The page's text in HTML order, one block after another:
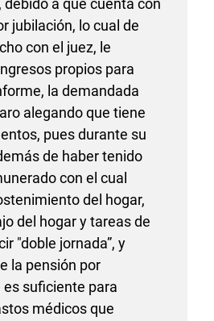
debido a que cuenta con
jubilación, lo cual de
con el juez, le
propios para
la demandada
alegando que tiene
pues durante su
de haber tenido
con el cual
del hogar,
del hogar y tareas de
"doble jornada”, y
la pensión por
es suficiente para
médicos que